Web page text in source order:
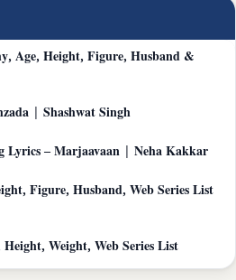
Age, Height, Figure, Husband &
| Shashwat Singh
Lyrics – Marjaavaan | Neha Kakkar
Figure, Husband, Web Series List
Weight, Web Series List